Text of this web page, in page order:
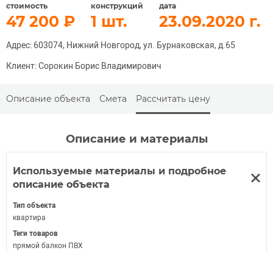
стоимость
47 200
конструкций
1
дата
23.09.2020
Адрес: 603074, Нижний Новгород, ул. Бурнаковская, д.65
Клиент: Сорокин Борис Владимирович
Описание объекта Смета Рассчитать цену
Описание и материалы
Используемые материалы и подробное
описание объекта
Тип объекта
квартира
Теги товаров
прямой балкон ПВХ